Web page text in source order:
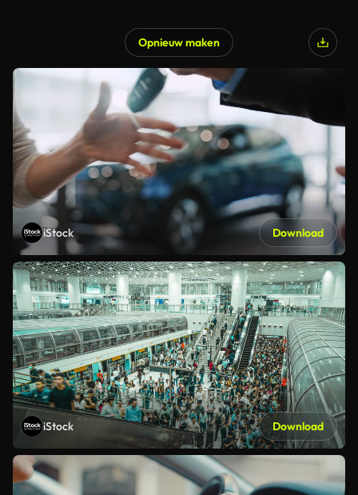
Opnieuw maken
iStock Download
iStock Download